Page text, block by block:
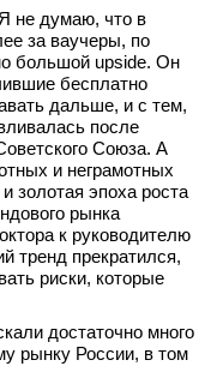
не думаю, что в
за ваучеры, по
большой upside. Он
бесплатно
дальше, и с тем,
после
Союза. А
и неграмотных
золотая эпоха роста
рынка
к руководителю
тренд прекратился,
риски, которые
достаточно много
рынку России, в том